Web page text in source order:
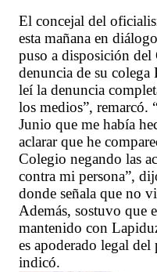
El concejal del
esta mañana en
puso a disposición
denuncia de su
leí la denuncia
los medios”, remarcó.
Junio que me había
aclarar que he
Colegio negando las
contra mi persona”,
donde señala que no
Además, sostuvo que
mantenido con
es apoderado legal
indicó.